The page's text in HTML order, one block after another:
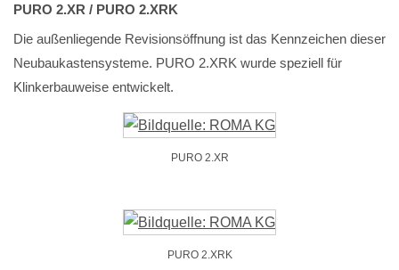
PURO 2.XR / PURO 2.XRK
Die außenliegende Revisionsöffnung ist das Kennzeichen dieser
Neubaukastensysteme. PURO 2.XRK wurde speziell für
Klinkerbauweise entwickelt.
PURO 2.XR
PURO 2.XRK